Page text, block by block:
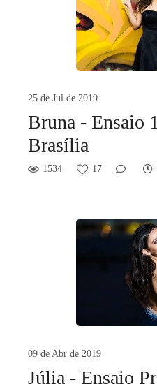
25 de Jul de 2019
Bruna - Ensaio
Brasília
1534 17
09 de Abr de 2019
Júlia - Ensaio